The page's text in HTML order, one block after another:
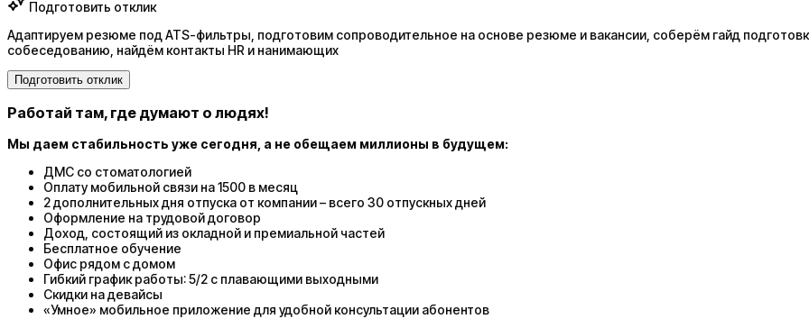
Подготовить отклик
Адаптируем резюме под ATS-фильтры, подготовим сопроводительное на основе резюме и вакансии, соберём гайд
собеседованию, найдём контакты HR и нанимающих
Подготовить отклик
Работай там, где думают о людях!
Мы даем стабильность уже сегодня, а не обещаем миллионы в будущем:
ДМС со стоматологией
Оплату мобильной связи на 1500 в месяц
2 дополнительных дня отпуска от компании – всего 30 отпускных дней
Оформление на трудовой договор
Доход, состоящий из окладной и премиальной частей
Бесплатное обучение
Офис рядом с домом
Гибкий график работы: 5/2 с плавающими выходными
Скидки на девайсы
«Умное» мобильное приложение для удобной консультации абонентов